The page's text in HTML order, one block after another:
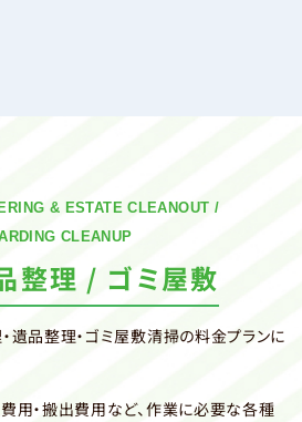
& ESTATE CLEANOUT /
CLEANUP
整理 / ゴミ屋敷
遺品整理・ゴミ屋敷清掃の料金プランに
用・搬出費用など、作業に必要な各種